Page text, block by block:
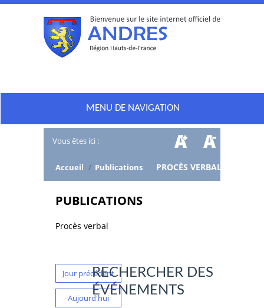
MENU DE NAVIGATION
Vous êtes ici :
Accueil / Publications PROCÈS VERBAL
PUBLICATIONS
Procès verbal
Jour précédent
Aujourd'hui
RECHERCHER DES
ÉVÉNEMENTS